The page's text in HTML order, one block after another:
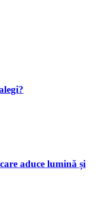
aduce lumină și